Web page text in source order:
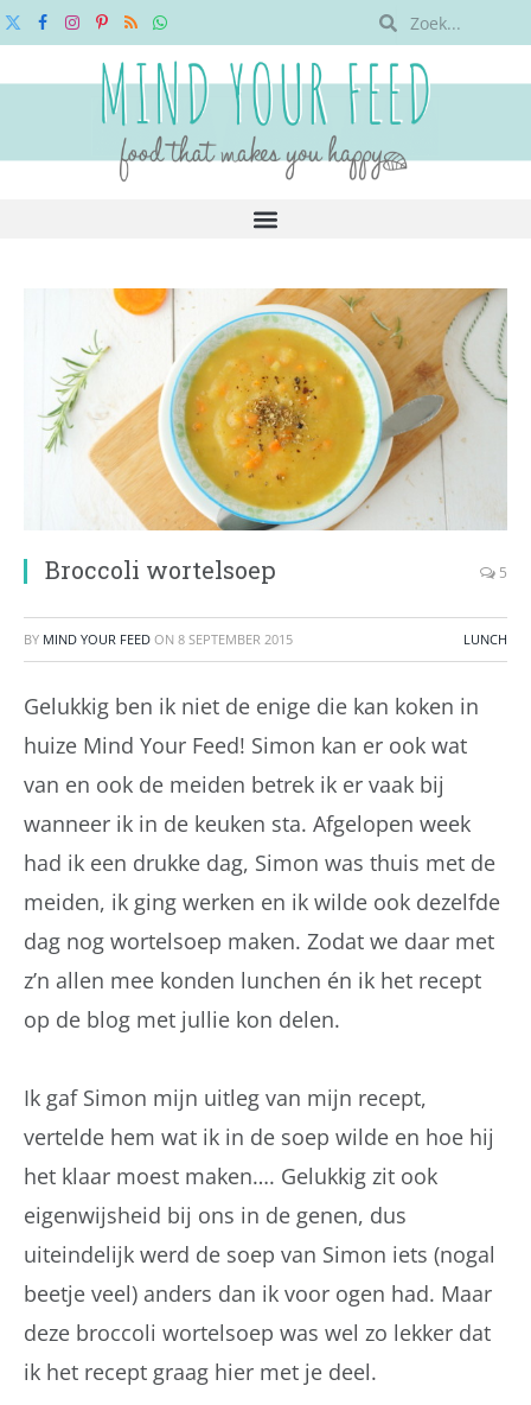
X
FacebookInstagram
Pinterest
RSSWhatsApp
Broccoli wortelsoep 5
BY MIND YOUR FEED ON 8 SEPTEMBER 2015 LUNCH
Gelukkig ben ik niet de enige die kan koken in
huize Mind Your Feed! Simon kan er ook wat
van en ook de meiden betrek ik er vaak bij
wanneer ik in de keuken sta. Afgelopen week
had ik een drukke dag, Simon was thuis met de
meiden, ik ging werken en ik wilde ook dezelfde
dag nog wortelsoep maken. Zodat we daar met
z’n allen mee konden lunchen én ik het recept
op de blog met jullie kon delen.
Ik gaf Simon mijn uitleg van mijn recept,
vertelde hem wat ik in de soep wilde en hoe hij
het klaar moest maken…. Gelukkig zit ook
eigenwijsheid bij ons in de genen, dus
uiteindelijk werd de soep van Simon iets (nogal
beetje veel) anders dan ik voor ogen had. Maar
deze broccoli wortelsoep was wel zo lekker dat
ik het recept graag hier met je deel.